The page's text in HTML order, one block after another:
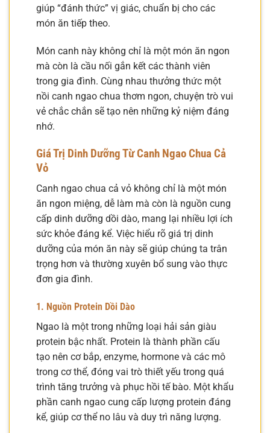
giúp “đánh thức” vị giác, chuẩn bị cho các
món ăn tiếp theo.
Món canh này không chỉ là một món ăn ngon
mà còn là cầu nối gắn kết các thành viên
trong gia đình. Cùng nhau thưởng thức một
nồi canh ngao chua thơm ngon, chuyện trò vui
vẻ chắc chắn sẽ tạo nên những kỷ niệm đáng
nhớ.
Giá Trị Dinh Dưỡng Từ Canh Ngao Chua Cả
Vỏ
Canh ngao chua cả vỏ không chỉ là một món
ăn ngon miệng, dễ làm mà còn là nguồn cung
cấp dinh dưỡng dồi dào, mang lại nhiều lợi ích
sức khỏe đáng kể. Việc hiểu rõ giá trị dinh
dưỡng của món ăn này sẽ giúp chúng ta trân
trọng hơn và thường xuyên bổ sung vào thực
đơn gia đình.
1. Nguồn Protein Dồi Dào
Ngao là một trong những loại hải sản giàu
protein bậc nhất. Protein là thành phần cấu
tạo nên cơ bắp, enzyme, hormone và các mô
trong cơ thể, đóng vai trò thiết yếu trong quá
trình tăng trưởng và phục hồi tế bào. Một khẩu
phần canh ngao cung cấp lượng protein đáng
kể, giúp cơ thể no lâu và duy trì năng lượng.